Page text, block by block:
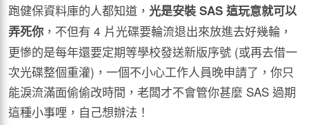
跑健保資料庫的人都知道， 光是安裝 SAS 這玩意就可以
弄死你 ，不但有 4 片光碟要輪流退出來放進去好幾輪，
更慘的是每年還要定期等學校發送新版序號 (或再去借一
次光碟整個重灌)，一個不小心工作人員晚申請了，你只
能淚流滿面偷偷改時間，老闆才不會管你甚麼 SAS 過期
這種小事哩，自己想辦法！